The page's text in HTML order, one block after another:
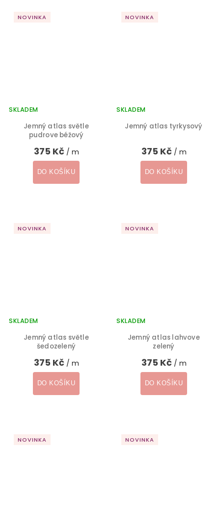
NOVINKA
Jemný atlas světle
pudrove béžový
SKLADEM
375 Kč / m
DO KOŠÍKU
NOVINKA
Jemný atlas tyrkysový
SKLADEM
375 Kč / m
DO KOŠÍKU
NOVINKA
Jemný atlas světle
šedozelený
SKLADEM
375 Kč / m
DO KOŠÍKU
NOVINKA
Jemný atlas lahvove
zelený
SKLADEM
375 Kč / m
DO KOŠÍKU
NOVINKA NOVINKA